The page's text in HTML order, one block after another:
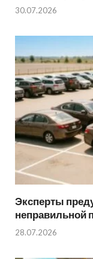
30.07.2026
Эксперты
неправильной
28.07.2026